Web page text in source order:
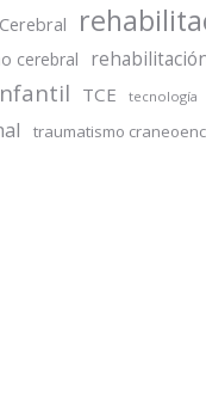
cerebral
TCE tecnología
traumatismo